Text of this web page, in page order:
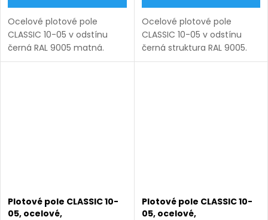
Ocelové plotové pole
CLASSIC 10-05 v odstínu
černá RAL 9005 matná.
Bezúdržbová ocel (žárový
Ocelové plotové pole
CLASSIC 10-05 v odstínu
černá struktura RAL 9005.
Bezúdržbová ocel (žárový
Plotové pole CLASSIC 10-
05, ocelové,
Plotové pole CLASSIC 10-
05, ocelové,